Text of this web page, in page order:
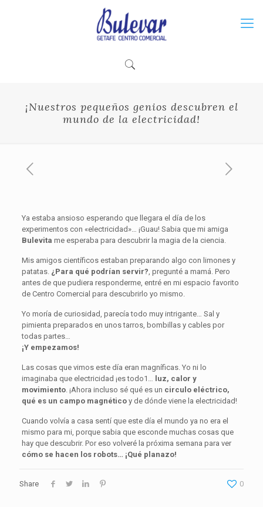
¡Nuestros pequeños genios descubren el
mundo de la electricidad!
Ya estaba ansioso esperando que llegara el día de los
experimentos con «electricidad»… ¡Guau! Sabia que mi amiga
Bulevita me esperaba para descubrir la magia de la ciencia.
Mis amigos científicos estaban preparando algo con limones y
patatas.¿Para qué podrían servir?, pregunté a mamá. Pero
antes de que pudiera responderme, entré en mi espacio favorito
de Centro Comercial para descubrirlo yo mismo.
Yo moría de curiosidad, parecía todo muy intrigante… Sal y
pimienta preparados en unos tarros, bombillas y cables por
todas partes…
¡Y empezamos!
Las cosas que vimos este día eran magníficas. Yo ni lo
imaginaba que electricidad ¡es todo1… luz, calor y
movimiento. ¡Ahora incluso sé qué es un circulo eléctrico,
qué es un campo magnético y de dónde viene la electricidad!
Cuando volvía a casa sentí que este día el mundo ya no era el
mismo para mi, porque sabia que esconde muchas cosas que
hay que descubrir. Por eso volveré la próxima semana para ver
cómo se hacen los robots… ¡Qué planazo!
Share 0